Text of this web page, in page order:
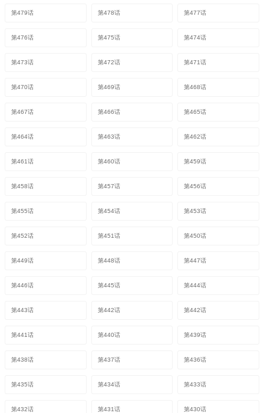
第479话 第478话 第477话
第476话 第475话 第474话
第473话 第472话 第471话
第470话 第469话 第468话
第467话 第466话 第465话
第464话 第463话 第462话
第461话 第460话 第459话
第458话 第457话 第456话
第455话 第454话 第453话
第452话 第451话 第450话
第449话 第448话 第447话
第446话 第445话 第444话
第443话 第442话 第442话
第441话 第440话 第439话
第438话 第437话 第436话
第435话 第434话 第433话
第432话 第431话 第430话